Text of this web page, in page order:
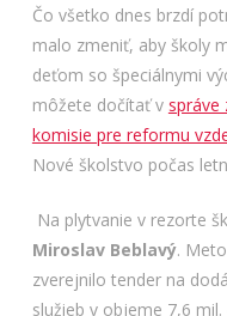
Čo všetko dnes brzdí
malo zmeniť, aby školy
deťom so špeciálnymi
môžete dočítať v správe
komisie pre reformu
Nové školstvo počas
Na plytvanie v rezorte
Miroslav Beblavý.
zverejnilo tender na
služieb v objeme 7,6